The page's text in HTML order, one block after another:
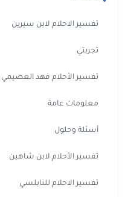
تفسير الاحلام لابن سيرين
تجربتي
تفسير الأحلام فهد العصيمي
معلومات عامة
أسئلة وحلول
تفسير الأحلام لابن شاهين
تفسير الاحلام للنابلسي